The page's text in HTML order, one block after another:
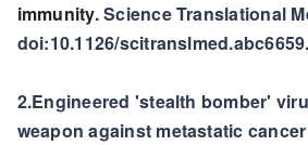
immunity. Science Translational
doi:10.1126/scitranslmed.abc6659.
2.Engineered 'stealth bomber'
weapon against metastatic cancer